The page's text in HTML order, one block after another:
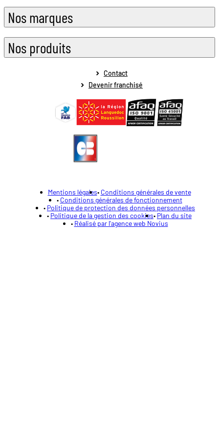
Nos marques
Nos produits
Contact
Devenir franchisé
Mentions légales Conditions générales de vente
Conditions générales de fonctionnement
Politique de protection des données personnelles
Politique de la gestion des cookies Plan du site
Réalisé par l'agence web Novius